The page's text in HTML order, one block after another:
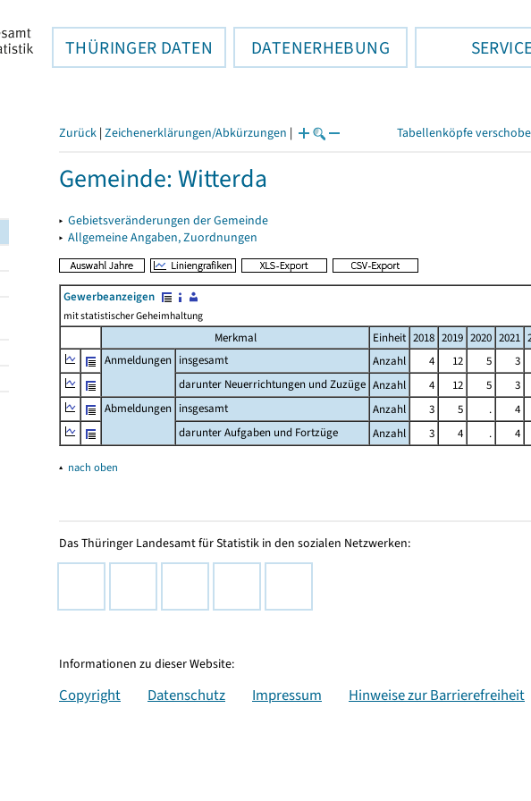
THÜRINGER DATEN DATENERHEBUNG
Zurück | Zeichenerklärungen/Abkürzungen | Tabellenköpfe
Gemeinde: Witterda
▸ Gebietsveränderungen der Gemeinde
▸ Allgemeine Angaben, Zuordnungen
Gewerbeanzeigen
mit statistischer Geheimhaltung
Merkmal Einheit 2018 2019 2020 2021
Anmeldungen insgesamt Anzahl 4 12 5 3
darunter Neuerrichtungen und Zuzüge Anzahl 4 12 5 3
Abmeldungen insgesamt Anzahl 3 5 . 4
darunter Aufgaben und Fortzüge
Anzahl 3 4 . 4
▴ nach oben
Das Thüringer Landesamt für Statistik in den sozialen Netzwerken:
Informationen zu dieser Website:
Copyright Datenschutz Impressum Hinweise zur Barrierefreiheit